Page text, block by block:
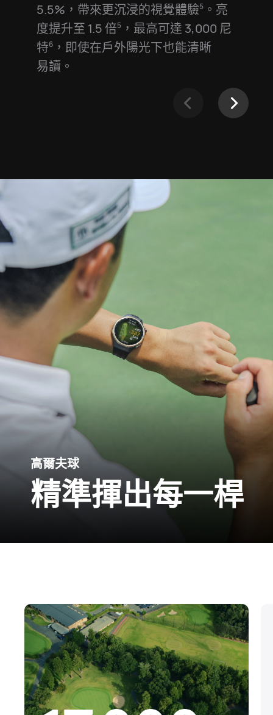
5.5%，帶來更沉浸的視覺體驗⁠5。亮
度提升至 1.5⁠ 倍⁠5，最高可達 3,000⁠ 尼
特⁠6，即使在戶外陽光下也能清晰
易⁠讀。
高爾夫球
精準揮出每一桿